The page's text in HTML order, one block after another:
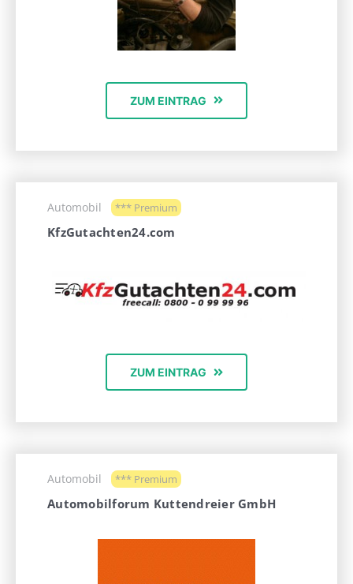
ZUM EINTRAG
Automobil *** Premium
KfzGutachten24.com
ZUM EINTRAG
Automobil *** Premium
Automobilforum Kuttendreier GmbH